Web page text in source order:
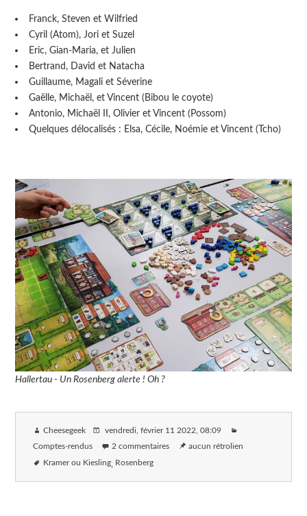
Franck, Steven et Wilfried
Cyril (Atom), Jori et Suzel
Eric, Gian-Maria, et Julien
Bertrand, David et Natacha
Guillaume, Magali et Séverine
Gaëlle, Michaël, et Vincent (Bibou le coyote)
Antonio, Michaël II, Olivier et Vincent (Possom)
Quelques délocalisés : Elsa, Cécile, Noémie et Vincent (Tcho)
Hallertau - Un Rosenberg alerte ! Oh ?
Cheesegeek vendredi, février 11 2022 , 08:09
Comptes-rendus 2 commentaires aucun rétrolien
Kramer ou Kiesling Rosenberg